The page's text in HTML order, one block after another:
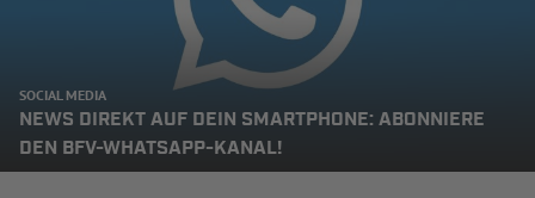
SOCIAL MEDIA
NEWS DIREKT AUF DEIN SMARTPHONE: ABONNIERE
DEN BFV-WHATSAPP-KANAL!